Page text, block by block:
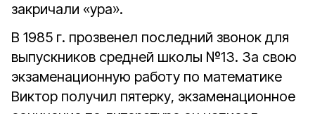
закричали «ура».
В 1985 г. прозвенел последний звонок для
выпускников средней школы №13. За свою
экзаменационную работу по математике
Виктор получил пятерку, экзаменационное